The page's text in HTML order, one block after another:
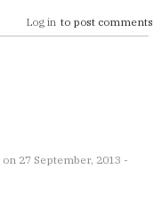
Log in to post comments
on 27 September, 2013 -